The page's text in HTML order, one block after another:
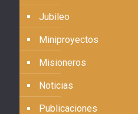
Jubileo
Miniproyectos
Misioneros
Noticias
Publicaciones